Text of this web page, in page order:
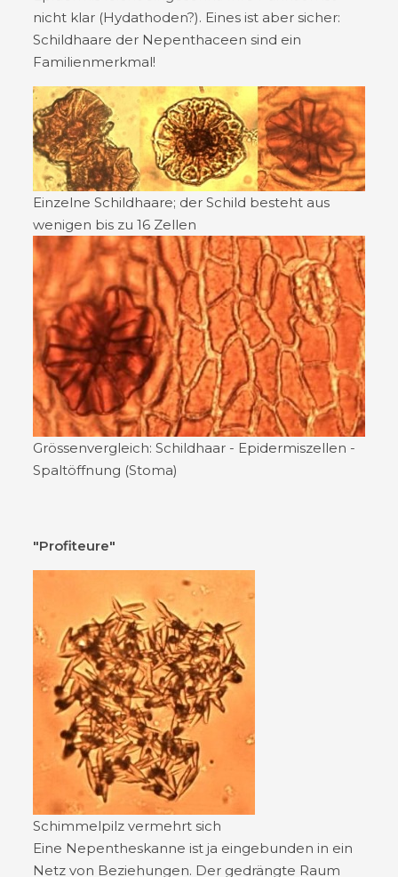
nicht klar (Hydathoden?). Eines ist aber sicher:
Schildhaare der Nepenthaceen sind ein
Familienmerkmal!
Einzelne Schildhaare; der Schild besteht aus
wenigen bis zu 16 Zellen
Grössenvergleich: Schildhaar - Epidermiszellen -
Spaltöffnung (Stoma)
"Profiteure"
Schimmelpilz vermehrt sich
Eine Nepentheskanne ist ja eingebunden in ein
Netz von Beziehungen. Der gedrängte Raum